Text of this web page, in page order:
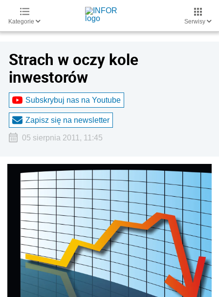
Kategorie Serwisy
Strach w oczy kole
inwestorów
Subskrybuj nas na Youtube
Zapisz się na newsletter
05 sierpnia 2011, 11:45